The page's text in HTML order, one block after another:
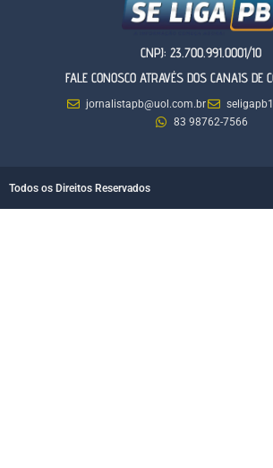
CNPJ: 23.700.991.0001/10
FALE CONOSCO ATRAVÉS DOS CANAIS DE
jornalistapb@uol.com.br
83 98762-7566
Todos os Direitos Reservados